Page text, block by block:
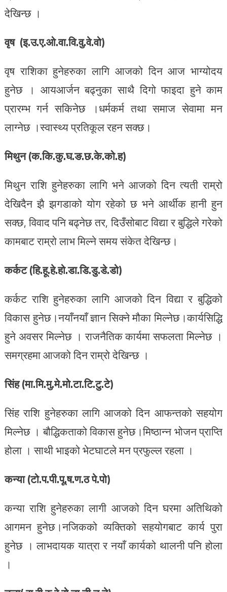
देखिन्छ ।
वृष (इ.उ.ए.ओ.वा.वि.वु.वे.वो)
वृष राशिका हुनेहरुका लागि आजको दिन आज भाग्योदय
हुनेछ । आयआर्जन बढ्नुका साथै दिगो फाइदा हुने काम
प्रारम्भ गर्न सकिनेछ ।धर्मकर्म तथा समाज सेवामा मन
लाग्नेछ ।स्वास्थ्य प्रतिकूल रहन सक्छ।
मिथुन (क.कि.कु.घ.ङ.छ.के.को.ह)
मिथुन राशि हुनेहरुका लागि भने आजको दिन त्यती राम्रो
देखिदैन झै झगडाको योग रहेको छ भने आर्थीक हानी हुन
सक्छ, विवाद पनि बढ्नेछ तर, दिउँसोबाट विद्या र बुद्धिले गरेको
कामबाट राम्रो लाभ मिल्ने समय संकेत देखिन्छ।
कर्कट (हि.हू.हे.हो.डा.डि.डु.डे.डो)
कर्कट राशि हुनेहरुका लागि आजको दिन विद्या र बुद्धिको
विकास हुनेछ।नयाँनयाँ ज्ञान सिक्ने मौका मिल्नेछ।कार्यसिद्धि
हुने अवसर मिल्नेछ । राजनैतिक कार्यमा सफलता मिल्नेछ ।
समग्रहमा आजको दिन राम्रो देखिन्छ ।
सिंह (मा.मि.मु.मे.मो.टा.टि.टु.टे)
सिंह राशि हुनेहरुका लागि आजको दिन आफन्तको सहयोग
मिल्नेछ । बौद्धिकताको विकास हुनेछ।मिष्ठान्न भोजन प्राप्ति
होला । साथी भाइको भेटघाटले मन प्रफुल्ल रहला ।
कन्या (टो.प.पी.पू.ष.ण.ठ पे.पो)
कन्या राशि हुनेहरुका लागी आजको दिन घरमा अतिथिको
आगमन हुनेछ।नजिकको व्यक्तिको सहयोगबाट कार्य पुरा
हुनेछ । लाभदायक यात्रा र नयाँ कार्यको थालनी पनि होला
।